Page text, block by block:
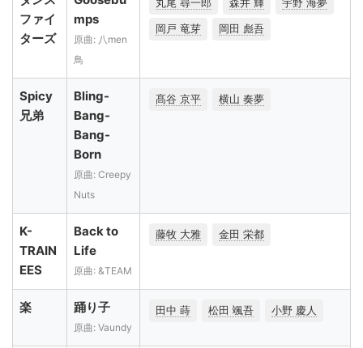
ファイ
ターズ
mps
原曲: 八men
鳥
丸尾 尋一郎 森井 輝 宇野 海夢
岡戸 竜芽 岡田 彪吾
Spicy
兄弟
Bling-
Bang-
Bang-
Born
原曲: Creepy
Nuts
髙谷 京平 横山 奏夢
K-
TRAIN
EES
Back to
Life
原曲: &TEAM
藤牧 大雅 金田 栄都
楽 踊り子
原曲: Vaundy
田中 蒔 松田 颯吾 小野 慶人